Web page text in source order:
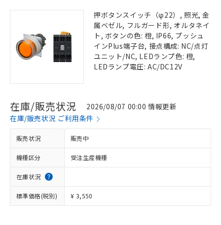
押ボタンスイッチ（φ22）, 照光, 金
属ベゼル, フルガード形, オルタネイ
ト, ボタンの色: 橙, IP66, プッシュ
インPlus端子台, 接点構成: NC/点灯
ユニット/NC, LEDランプ色: 橙,
LEDランプ電圧: AC/DC12V
在庫/販売状況
2026/08/07 00:00 情報更新
在庫/販売状況 ご利用条件
販売状況 販売中
機種区分 受注生産機種
在庫状況
標準価格(税別) ¥ 3,550